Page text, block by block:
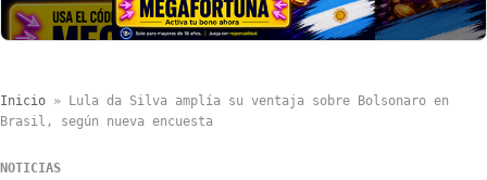
Inicio »
Lula da Silva amplía su ventaja sobre Bolsonaro en
Brasil, según nueva encuesta
NOTICIAS